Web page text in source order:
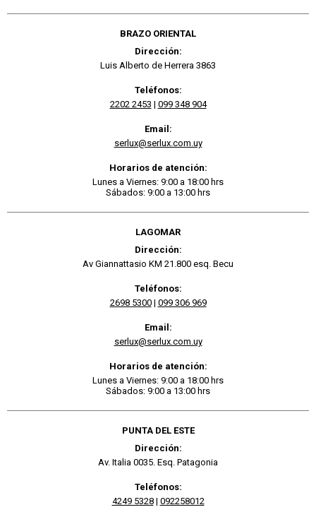
BRAZO ORIENTAL
Dirección:
Luis Alberto de Herrera 3863
Teléfonos:
2202 2453 | 099 348 904
Email:
serlux@serlux.com.uy
Horarios de atención:
Lunes a Viernes: 9:00 a 18:00 hrs
Sábados: 9:00 a 13:00 hrs
LAGOMAR
Dirección:
Av Giannattasio KM 21.800 esq. Becu
Teléfonos:
2698 5300| 099 306 969
Email:
serlux@serlux.com.uy
Horarios de atención:
Lunes a Viernes: 9:00 a 18:00 hrs
Sábados: 9:00 a 13:00 hrs
PUNTA DEL ESTE
Dirección:
Av. Italia 0035. Esq. Patagonia
Teléfonos:
4249 5328| 092258012